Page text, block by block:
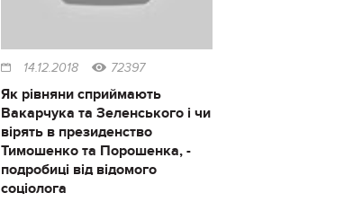
14.12.2018 72397
Як рівняни сприймають
Вакарчука та Зеленського і чи
вірять в президенство
Тимошенко та Порошенка, -
подробиці від відомого
соціолога